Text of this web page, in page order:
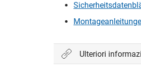
Ulteriori